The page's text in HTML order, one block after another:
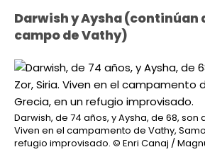
Darwish y Aysha (continúan
campo de Vathy)
Darwish, de 74 años, y Aysha, de 68, son
Viven en el campamento de Vathy,
refugio improvisado. © Enri Canaj /